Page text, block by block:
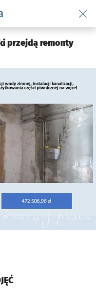
Dla mieszkańca
przejdą remonty